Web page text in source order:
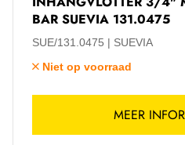
BAR SUEVIA 131.0475
SUE/131.0475
SUEVIA
Niet op voorraad
MEER